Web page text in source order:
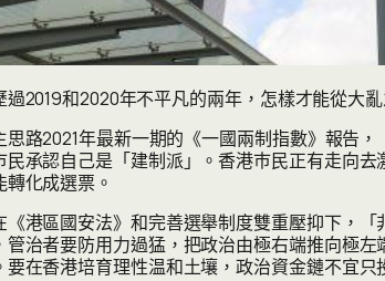
過2019和2020年不平凡的兩年，怎樣才能從大
思路2021年最新一期的《一國兩制指數》報告
民承認自己是「建制派」。香港巿民正有走向
轉化成選票。
《港區國安法》和完善選舉制度雙重壓抑下，
管治者要防用力過猛，把政治由極右端推向極
要在香港培育理性温和土壤，政治資金鏈不宜